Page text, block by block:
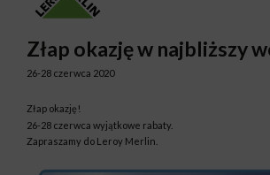
Złap okazję w najbliższy
26-28 czerwca 2020
Złap okazję!
26-28 czerwca wyjątkowe rabaty.
Zapraszamy do Leroy Merlin.